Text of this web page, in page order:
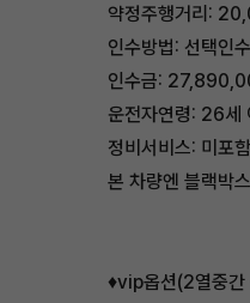
약정주행거리:
인수방법: 선택인
인수금:
운전자연령: 26세
정비서비스: 미포함
본 차량엔 블랙박
♦️vip옵션(2열중간